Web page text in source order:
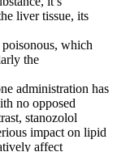
liver tissue, its
which
the
administration has
no opposed
stanozolol
impact on lipid
affect